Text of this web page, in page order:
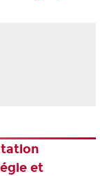
et